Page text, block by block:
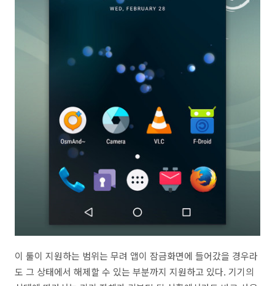
이 툴이 지원하는 범위는 무려 앱이 잠금화면에 들어갔을 경우라
도 그 상태에서 해제할 수 있는 부분까지 지원하고 있다. 기기의